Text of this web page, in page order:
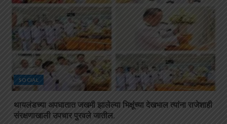
SOCIAL
थायलंडच्या अपघातात जखमी झालेल्या भिक्षूंच्या देखभाल त्यांना राजेशाही
संरक्षणाखाली उपचार पुरवले जातील.